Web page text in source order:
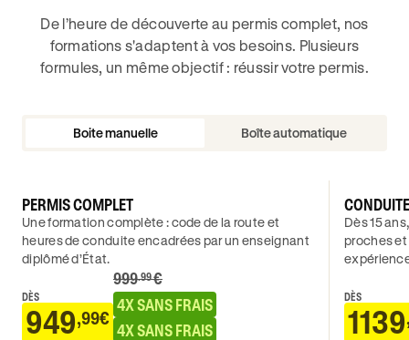
De l’heure de découverte au permis complet, nos
formations s'adaptent à vos besoins. Plusieurs
formules, un même objectif : réussir votre permis.
Boite manuelle Boîte automatique
PERMIS COMPLET
Une formation complète : code de la route et
heures de conduite encadrées par un enseignant
diplômé d’État.
DÈS
949,99€
999 .99€
4X SANS FRAIS
4X SANS FRAIS
Dès 15
proches
DÈS
1139